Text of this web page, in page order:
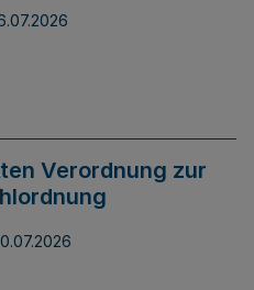
Verordnung zur